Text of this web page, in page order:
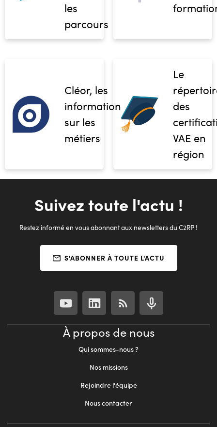
les
parcours
Cléor, les
informations
sur les
métiers
Le
des
VAE en
région
Suivez toute l'actu !
Restez informé en vous abonnant aux newsletters du C2RP !
S'ABONNER À TOUTE L'ACTU
À propos de nous
Qui sommes-nous ?
Nos missions
Rejoindre l'équipe
Nous contacter